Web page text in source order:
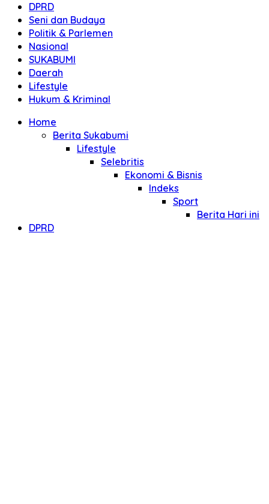
DPRD
Seni dan Budaya
Politik & Parlemen
Nasional
SUKABUMI
Daerah
Lifestyle
Hukum & Kriminal
Home
Berita Sukabumi
Lifestyle
Selebritis
Ekonomi & Bisnis
Indeks
Sport
Berita Hari ini
DPRD